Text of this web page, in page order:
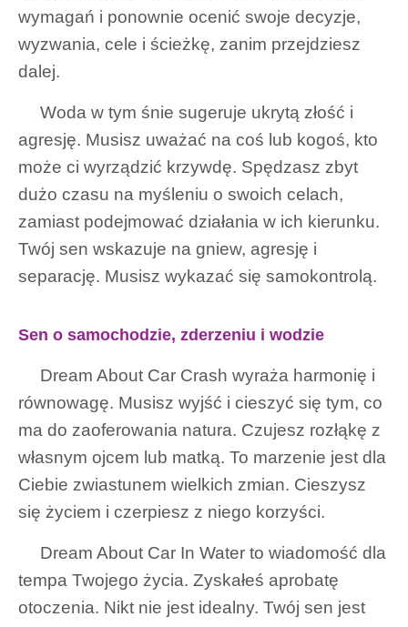
wymagań i ponownie ocenić swoje decyzje,
wyzwania, cele i ścieżkę, zanim przejdziesz
dalej.
Woda w tym śnie sugeruje ukrytą złość i
agresję. Musisz uważać na coś lub kogoś, kto
może ci wyrządzić krzywdę. Spędzasz zbyt
dużo czasu na myśleniu o swoich celach,
zamiast podejmować działania w ich kierunku.
Twój sen wskazuje na gniew, agresję i
separację. Musisz wykazać się samokontrolą.
Sen o samochodzie, zderzeniu i wodzie
Dream About Car Crash wyraża harmonię i
równowagę. Musisz wyjść i cieszyć się tym, co
ma do zaoferowania natura. Czujesz rozłąkę z
własnym ojcem lub matką. To marzenie jest dla
Ciebie zwiastunem wielkich zmian. Cieszysz
się życiem i czerpiesz z niego korzyści.
Dream About Car In Water to wiadomość dla
tempa Twojego życia. Zyskałeś aprobatę
otoczenia. Nikt nie jest idealny. Twój sen jest